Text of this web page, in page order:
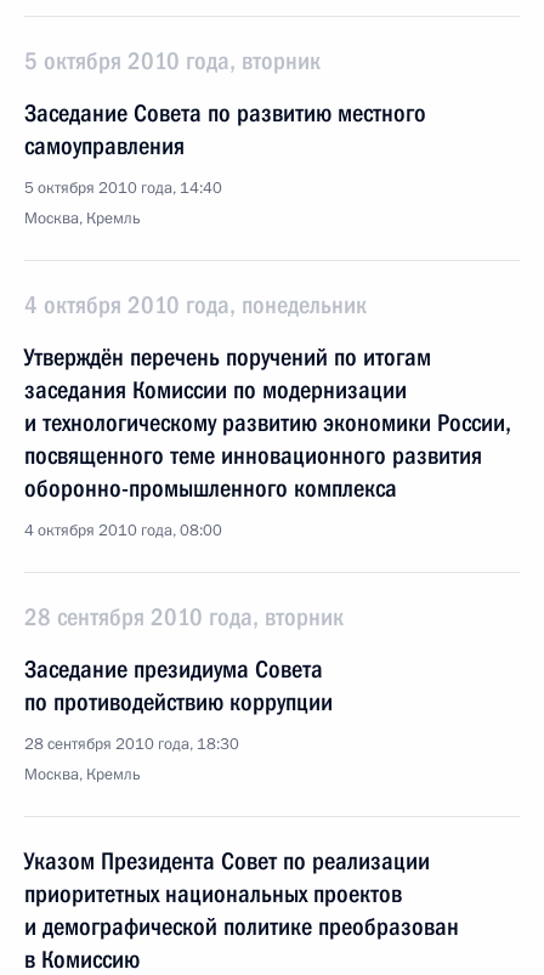
5 октября 2010 года, вторник
Заседание Совета по развитию местного
самоуправления
5 октября 2010 года, 14:40
Москва, Кремль
4 октября 2010 года, понедельник
Утверждён перечень поручений по итогам
заседания Комиссии по модернизации
и технологическому развитию экономики России,
посвященного теме инновационного развития
оборонно-промышленного комплекса
4 октября 2010 года, 08:00
28 сентября 2010 года, вторник
Заседание президиума Совета
по противодействию коррупции
28 сентября 2010 года, 18:30
Москва, Кремль
Указом Президента Совет по реализации
приоритетных национальных проектов
и демографической политике преобразован
в Комиссию